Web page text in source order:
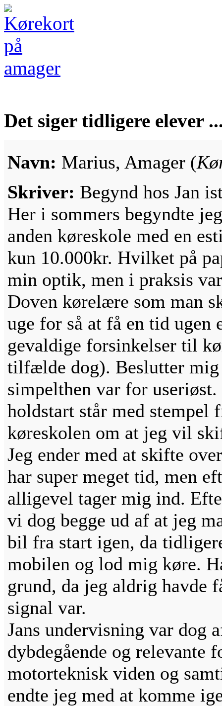
Det siger tidligere elever
Navn: Marius, Amager (
Skriver: Begynd hos Jan
Her i sommers begyndte
anden køreskole med en
kun 10.000kr. Hvilket på
min optik, men i praksis
Doven kørelære som man
uge for så at få en tid ugen
gevaldige forsinkelser til
tilfælde dog). Beslutter
simpelthen var for
holdstart står med stempel
køreskolen om at jeg vil
Jeg ender med at skifte
har super meget tid, men
alligevel tager mig ind.
vi dog begge ud af at jeg
bil fra start igen, da
mobilen og lod mig køre.
grund, da jeg aldrig havde
signal var.
Jans undervisning var dog
dybdegående og
motorteknisk viden og
endte jeg med at komme